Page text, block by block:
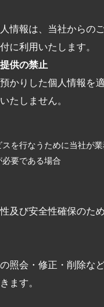
情報は、当社からの
に利用いたします。
供の禁止
かりした個人情報を
たしません。
を行なうために当社が
要である場合
及び安全性確保のた
照会・修正・削除な
ます。